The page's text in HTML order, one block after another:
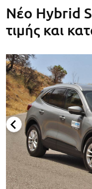
Νέο Ηybrid
τιμής και